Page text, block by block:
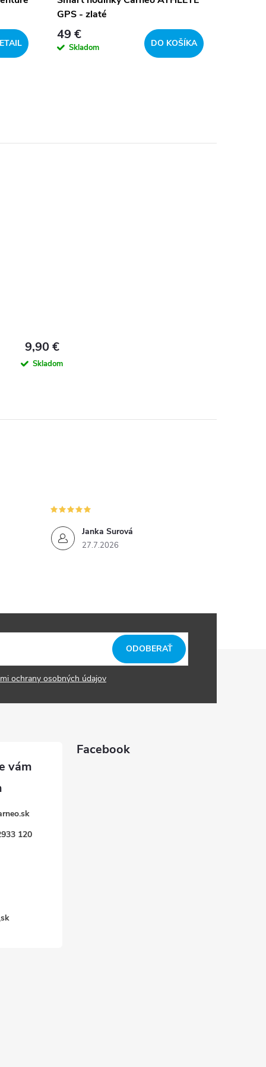
GPS - zlaté
49 €
Skladom DO KOŠÍKA
9,90 €
Skladom
Janka Surová
27.7.2026
ochrany osobných údajov
ODOBERAŤ
120
Facebook